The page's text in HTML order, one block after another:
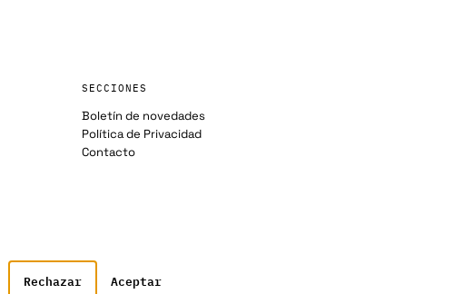
SECCIONES
Boletín de novedades
Política de Privacidad
Contacto
Rechazar Aceptar